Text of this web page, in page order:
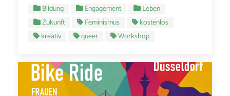
Bildung Engagement
Leben
Zukunft
Feminismus
kostenlos
kreativ
queer Workshop